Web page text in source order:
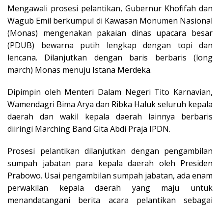
Mengawali prosesi pelantikan, Gubernur Khofifah dan
Wagub Emil berkumpul di Kawasan Monumen Nasional
(Monas) mengenakan pakaian dinas upacara besar
(PDUB) bewarna putih lengkap dengan topi dan
lencana. Dilanjutkan dengan baris berbaris (long
march) Monas menuju Istana Merdeka.
Dipimpin oleh Menteri Dalam Negeri Tito Karnavian,
Wamendagri Bima Arya dan Ribka Haluk seluruh kepala
daerah dan wakil kepala daerah lainnya berbaris
diiringi Marching Band Gita Abdi Praja IPDN.
Prosesi pelantikan dilanjutkan dengan pengambilan
sumpah jabatan para kepala daerah oleh Presiden
Prabowo. Usai pengambilan sumpah jabatan, ada enam
perwakilan kepala daerah yang maju untuk
menandatangani berita acara pelantikan sebagai